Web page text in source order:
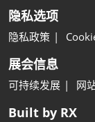
隐私选项
隐私政策
展会信息
可持续发展 网
Built by RX